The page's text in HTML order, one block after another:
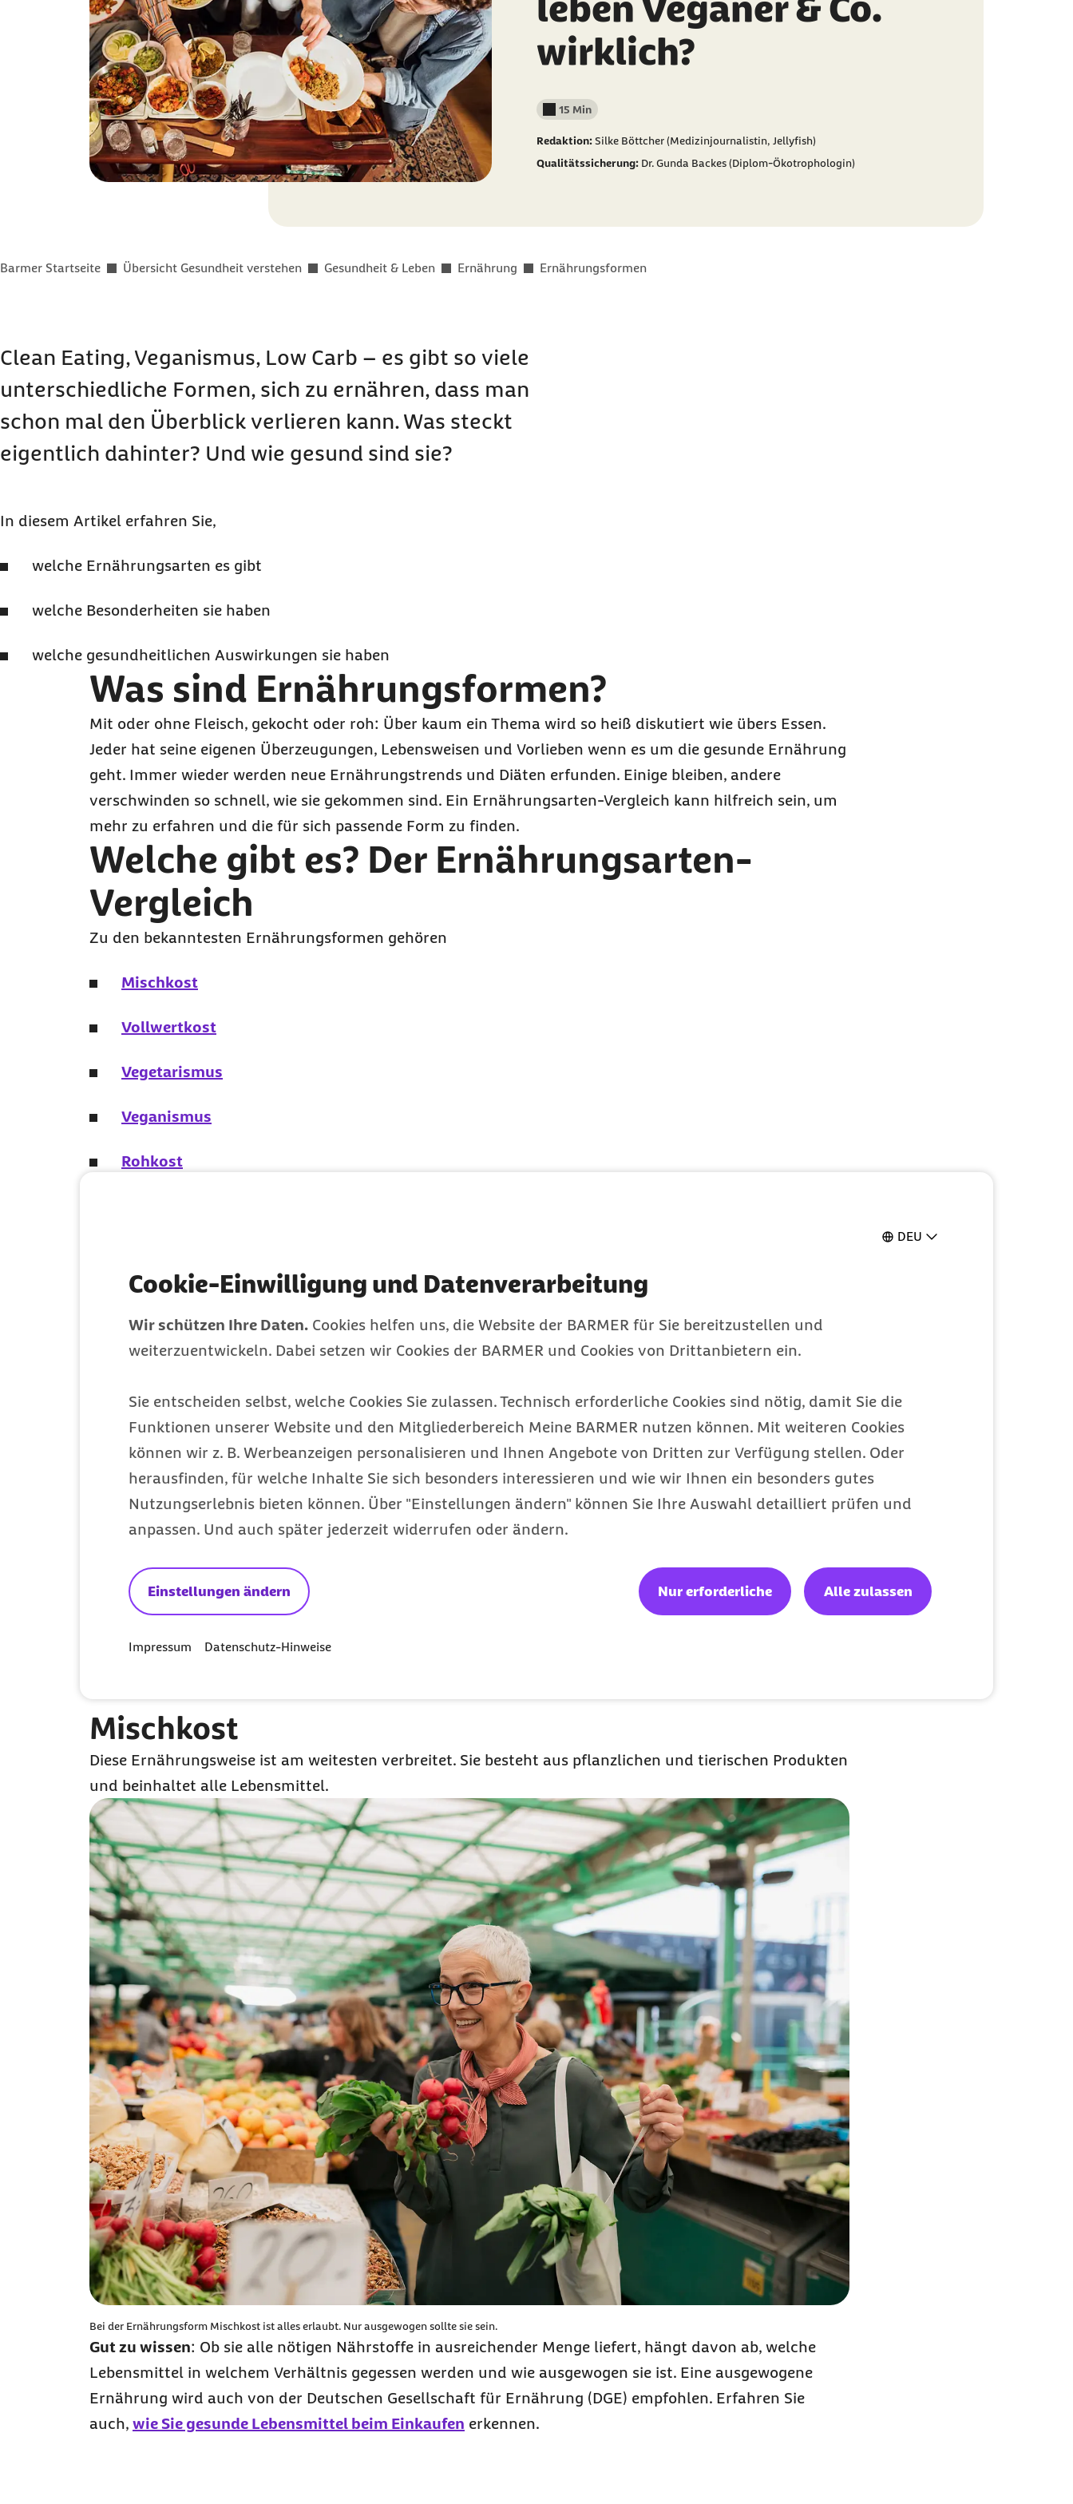
DEU
Cookie-Einwilligung und Datenverarbeitung
Wir schützen Ihre Daten. Cookies helfen uns, die Website der BARMER für Sie bereitzustellen und
weiterzuentwickeln. Dabei setzen wir Cookies der BARMER und Cookies von Drittanbietern ein.
Sie entscheiden selbst, welche Cookies Sie zulassen. Technisch erforderliche Cookies sind nötig, damit Sie die
Funktionen unserer Website und den Mitgliederbereich Meine BARMER nutzen können. Mit weiteren Cookies
können wir z. B. Werbeanzeigen personalisieren und Ihnen Angebote von Dritten zur Verfügung stellen. Oder
herausfinden, für welche Inhalte Sie sich besonders interessieren und wie wir Ihnen ein besonders gutes
Nutzungserlebnis bieten können. Über "Einstellungen ändern" können Sie Ihre Auswahl detailliert prüfen und
anpassen. Und auch später jederzeit widerrufen oder ändern.
Einstellungen ändern Nur erforderliche Alle zulassen
Impressum Datenschutz-Hinweise
wirklich?
Lesedauer weniger als
15 Min
Redaktion:Silke Böttcher (Medizinjournalistin, Jellyfish)
Qualitätssicherung: Dr. Gunda Backes (Diplom-Ökotrophologin)
Sie befinden sich hier:
Barmer Startseite Übersicht Gesundheit verstehen Gesundheit & Leben Ernährung Ernährungsformen
Clean Eating, Veganismus, Low Carb – es gibt so viele
unterschiedliche Formen, sich zu ernähren, dass man
schon mal den Überblick verlieren kann. Was steckt
eigentlich dahinter? Und wie gesund sind sie?
In diesem Artikel erfahren Sie,
welche Ernährungsarten es gibt
welche Besonderheiten sie haben
welche gesundheitlichen Auswirkungen sie haben
Was sind Ernährungsformen?
Mit oder ohne Fleisch, gekocht oder roh: Über kaum ein Thema wird so heiß diskutiert wie übers Essen.
Jeder hat seine eigenen Überzeugungen, Lebensweisen und Vorlieben wenn es um die gesunde Ernährung
geht. Immer wieder werden neue Ernährungstrends und Diäten erfunden. Einige bleiben, andere
verschwinden so schnell, wie sie gekommen sind. Ein Ernährungsarten-Vergleich kann hilfreich sein, um
mehr zu erfahren und die für sich passende Form zu finden.
Welche gibt es? Der Ernährungsarten-
Vergleich
Zu den bekanntesten Ernährungsformen gehören
Mischkost
Vollwertkost
Vegetarismus
Veganismus
Rohkost
Clean Eating
Detox
Intervallfasten
Basische Ernährung
TCM-Traditionelle Chinesische Medizin
Slow Food
Mischkost
Diese Ernährungsweise ist am weitesten verbreitet. Sie besteht aus pflanzlichen und tierischen Produkten
und beinhaltet alle Lebensmittel.
Bei der Ernährungsform Mischkost ist alles erlaubt. Nur ausgewogen sollte sie sein.
Gut zu wissen: Ob sie alle nötigen Nährstoffe in ausreichender Menge liefert, hängt davon ab, welche
Lebensmittel in welchem Verhältnis gegessen werden und wie ausgewogen sie ist. Eine ausgewogene
Ernährung wird auch von der Deutschen Gesellschaft für Ernährung (DGE) empfohlen. Erfahren Sie
auch, wie Sie gesunde Lebensmittel beim Einkaufen erkennen.